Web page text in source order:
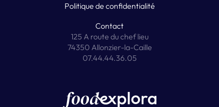
Politique de confidentialité
Contact
125 A route du chef lieu
74350 Allonzier-la-Caille
07.44.44.36.05